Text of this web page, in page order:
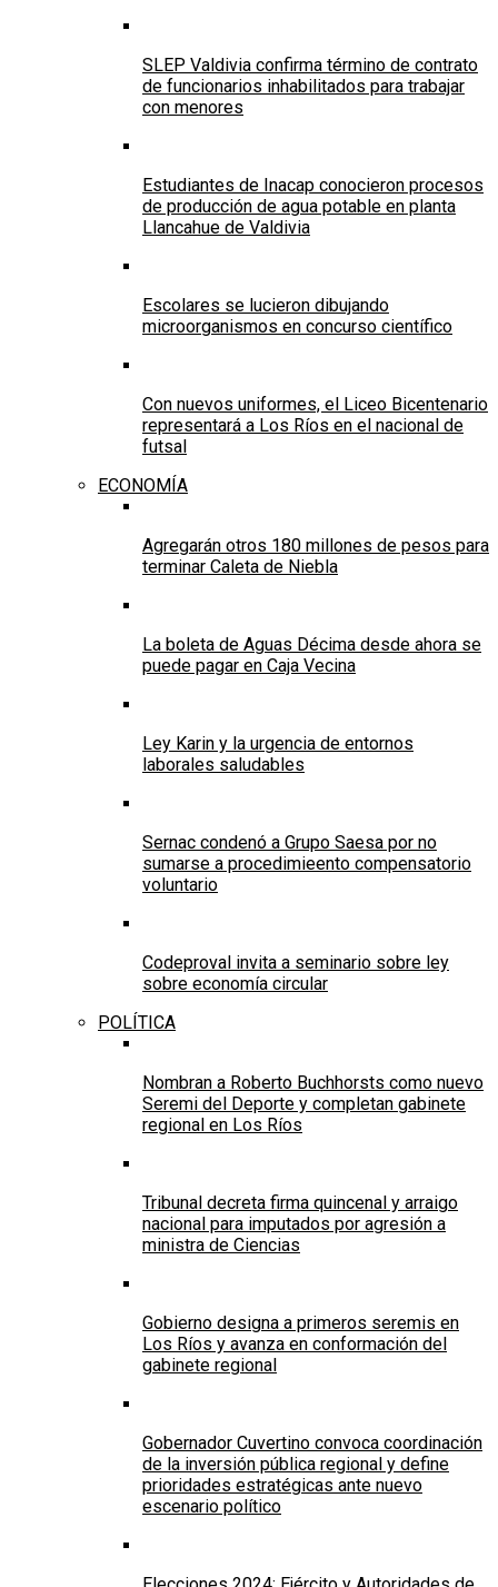
SLEP Valdivia confirma término de contrato
de funcionarios inhabilitados para trabajar
con menores
Estudiantes de Inacap conocieron procesos
de producción de agua potable en planta
Llancahue de Valdivia
Escolares se lucieron dibujando
microorganismos en concurso científico
Con nuevos uniformes, el Liceo Bicentenario
representará a Los Ríos en el nacional de
futsal
ECONOMÍA
Agregarán otros 180 millones de pesos para
terminar Caleta de Niebla
La boleta de Aguas Décima desde ahora se
puede pagar en Caja Vecina
Ley Karin y la urgencia de entornos
laborales saludables
Sernac condenó a Grupo Saesa por no
sumarse a procedimieento compensatorio
voluntario
Codeproval invita a seminario sobre ley
sobre economía circular
POLÍTICA
Nombran a Roberto Buchhorsts como nuevo
Seremi del Deporte y completan gabinete
regional en Los Ríos
Tribunal decreta firma quincenal y arraigo
nacional para imputados por agresión a
ministra de Ciencias
Gobierno designa a primeros seremis en
Los Ríos y avanza en conformación del
gabinete regional
Gobernador Cuvertino convoca coordinación
de la inversión pública regional y define
prioridades estratégicas ante nuevo
escenario político